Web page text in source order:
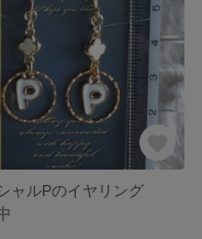
ャルPのイヤリング